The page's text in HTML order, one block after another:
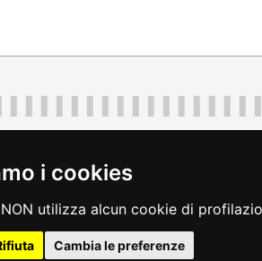
i cookies
utilizza alcun cookie di
Cambia le preferenze
piazza Unità d'Italia 1 Trieste
| accessibilità rss dichiarazione di